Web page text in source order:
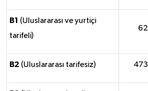
B1 (Uluslararası ve yurtiçi
tarifeli)
62
B2 (Uluslararası tarifesiz) 473